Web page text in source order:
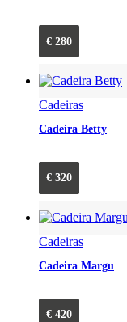
€ 280
Cadeiras
Cadeira Betty
€ 320
Cadeiras
Cadeira Margu
€ 420